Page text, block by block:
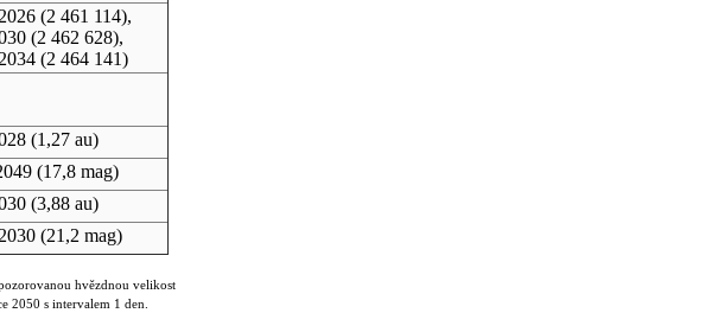
(2 461 114),
(2 462 628),
(2 464 141)
(1,27 au)
(17,8 mag)
(3,88 au)
(21,2 mag)
hvězdnou velikost
2050 s intervalem 1 den.